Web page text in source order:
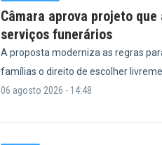
Câmara aprova projeto
serviços funerários
A proposta moderniza as regras
famílias o direito de escolher
06 agosto 2026 - 14:48